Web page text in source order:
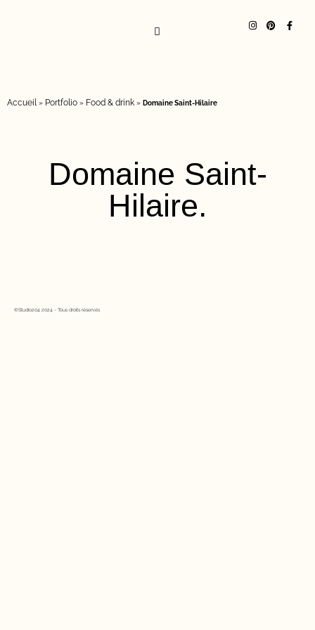
Accueil » Portfolio » Food & drink » Domaine Saint-Hilaire
Domaine Saint-
Hilaire.
©Studio204 2024 - Tous droits réservés